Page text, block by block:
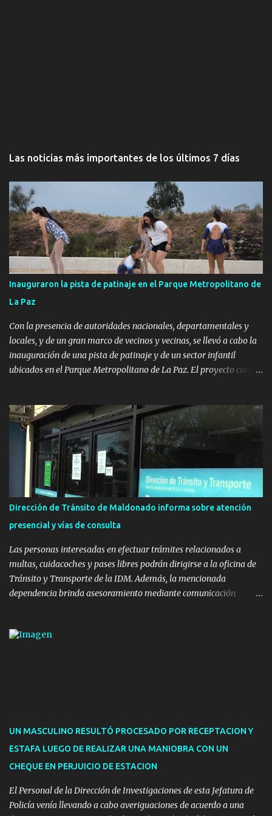
Las noticias más importantes de los últimos 7 días
Inauguraron la pista de patinaje en el Parque Metropolitano de
La Paz
Con la presencia de autoridades nacionales, departamentales y
locales, y de un gran marco de vecinos y vecinas, se llevó a cabo la
inauguración de una pista de patinaje y de un sector infantil
ubicados en el Parque Metropolitano de La Paz. El proyecto cuenta
Pública de OPP, así como aportes del Gobierno de Canelones y del
Ministerio de Transporte y Obras Públicas. La nueva
infraestructura deportiva consiste en una plataforma de 35 m por
20 m con banco de hormigón sobre sus laterales. Su destino será
polifuncional, permitiendo la práctica de patín, hockey, gimnasia y
la realización de eventos culturales. Próximo a la pista, se
instalaron juegos infantiles y equipamiento urbano (bancos de
nuevos pavimentos e iluminación. La totalidad de estas obras
implicaron una inversión estimada ...
Dirección de Tránsito de Maldonado informa sobre atención
presencial y vías de consulta
Las personas interesadas en efectuar trámites relacionados a
multas, cuidacoches y pases libres podrán dirigirse a la oficina de
Tránsito y Transporte de la IDM. Además, la mencionada
dependencia brinda asesoramiento mediante comunicación
presencial comprende los siguientes trámites: Multas: devolución
1921(interno 1456). Cuidacoches: consultas a
1921(interno 1246). Transporte: consultas generales relacionadas a
Uber y Taxi, a través de transporte@maldonado.gub.uy, t...
UN MASCULINO RESULTÓ PROCESADO POR RECEPTACION Y
ESTAFA LUEGO DE REALIZAR UNA MANIOBRA CON UN
CHEQUE EN PERJUICIO DE ESTACION
El Personal de la Dirección de Investigaciones de esta Jefatura de
Policía venía llevando a cabo averiguaciones de acuerdo a una